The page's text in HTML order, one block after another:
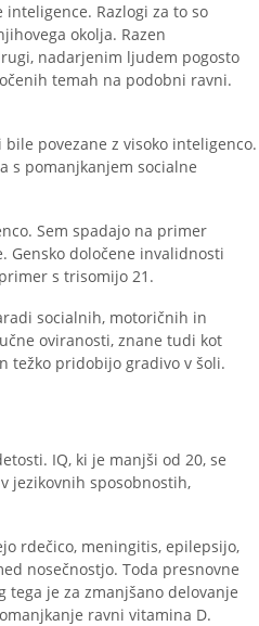
Razlogi za to so
okolja. Razen
nadarjenim ljudem pogosto
temah na podobni ravni.
povezane z visoko inteligenco.
s pomanjkanjem socialne
Sem spadajo na primer
Gensko določene invalidnosti
s trisomijo 21.
socialnih, motoričnih in
oviranosti, znane tudi kot
težko pridobijo gradivo v šoli.
IQ, ki je manjši od 20, se
jezikovnih sposobnostih,
rdečico, meningitis, epilepsijo,
nosečnostjo. Toda presnovne
je za zmanjšano delovanje
ravni vitamina D.